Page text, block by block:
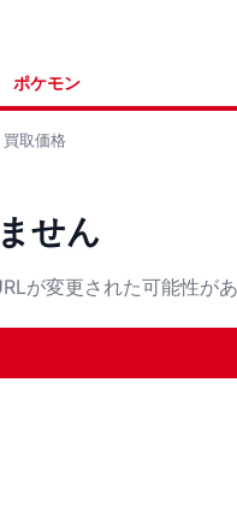
ポケモン
買取価格
せん
が変更された可能性があ